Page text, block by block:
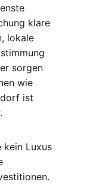
klare
lokale
sorgen
wie
ist
kein Luxus